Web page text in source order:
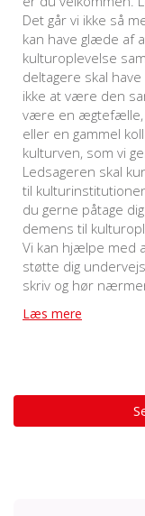
Det går vi ikke så
kan have glæde af
kulturoplevelse
deltagere skal
ikke at være den
være en ægtefælle,
eller en gammel
kulturven, som vi
Ledsageren skal
til
du gerne påtage
demens til
Vi kan hjælpe med
støtte dig
skriv og hør
Læs mere